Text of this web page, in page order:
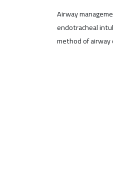
Airway
endotracheal
method of